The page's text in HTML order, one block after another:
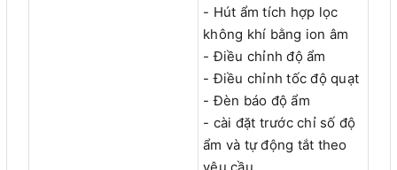
- Hút ẩm tích hợp lọc
không khí bằng ion âm
- Điều chỉnh độ ẩm
- Điều chỉnh tốc độ quạt
- Đèn báo độ ẩm
- cài đặt trước chỉ số độ
ẩm và tự động tắt theo